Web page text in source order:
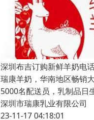
深圳布吉订购新鲜羊奶电
瑞康羊奶，华南地区畅销
5000名配送员，乳制品日
深圳市瑞康乳业有限公司
23-11-17 04:18:01